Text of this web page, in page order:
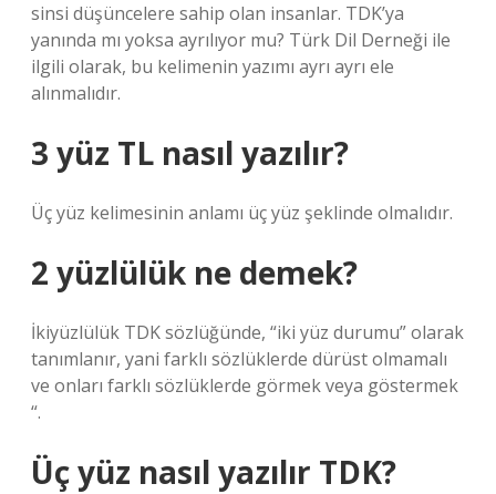
sinsi düşüncelere sahip olan insanlar. TDK’ya
yanında mı yoksa ayrılıyor mu? Türk Dil Derneği ile
ilgili olarak, bu kelimenin yazımı ayrı ayrı ele
alınmalıdır.
3 yüz TL nasıl yazılır?
Üç yüz kelimesinin anlamı üç yüz şeklinde olmalıdır.
2 yüzlülük ne demek?
İkiyüzlülük TDK sözlüğünde, “iki yüz durumu” olarak
tanımlanır, yani farklı sözlüklerde dürüst olmamalı
ve onları farklı sözlüklerde görmek veya göstermek
“.
Üç yüz nasıl yazılır TDK?